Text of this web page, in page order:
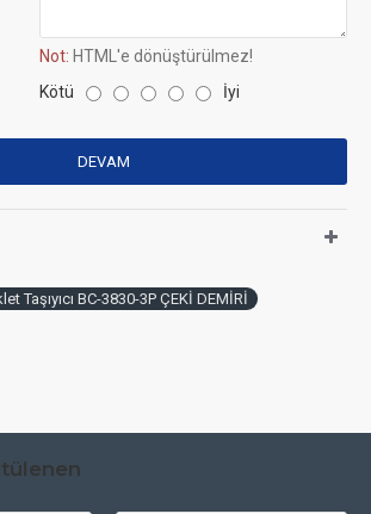
Not: HTML'e dönüştürülmez!
Kötü İyi
DEVAM
Taşıyıcı BC-3830-3P ÇEKİ DEMİRİ